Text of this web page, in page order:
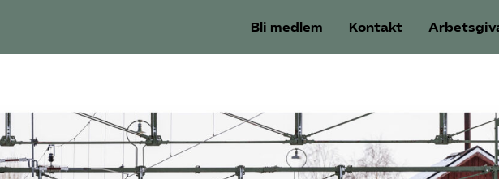
Bli medlem Kontakt